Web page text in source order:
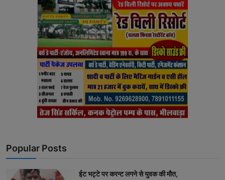
Popular Posts
ईट भट्टे पर करन्ट लगने से युवक की मौत,